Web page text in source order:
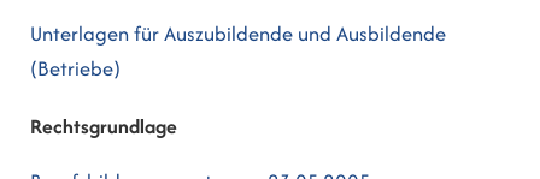
Unterlagen für Auszubildende und Ausbildende
(Betriebe)
Rechtsgrundlage